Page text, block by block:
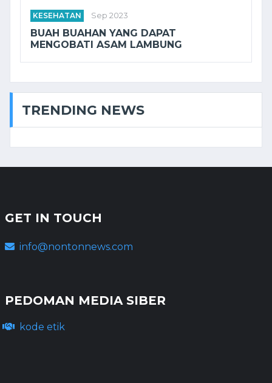
KESEHATAN Sep 2023
BUAH BUAHAN YANG DAPAT
MENGOBATI ASAM LAMBUNG
TRENDING NEWS
GET IN TOUCH
info@nontonnews.com
PEDOMAN MEDIA SIBER
kode etik